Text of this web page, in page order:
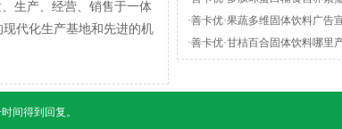
生产、经营、销售于一体
代化生产基地和先进的机
·善卡优·果蔬多维固体饮料广告
·善卡优·甘桔百合固体饮料哪里
间得到回复。